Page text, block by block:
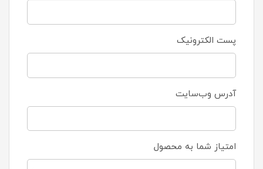
پست الکترونیک
آدرس وب‌سایت
امتیاز شما به محصول